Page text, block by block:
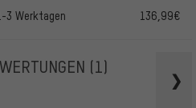
3 Werktagen 136,99€
(1)